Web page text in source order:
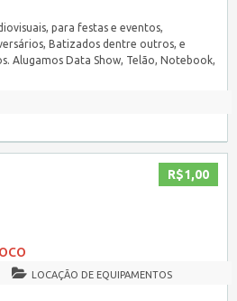
para festas e eventos,
Batizados dentre outros, e
Alugamos Data Show, Telão, Notebook,
R$1,00
LOCAÇÃO DE EQUIPAMENTOS